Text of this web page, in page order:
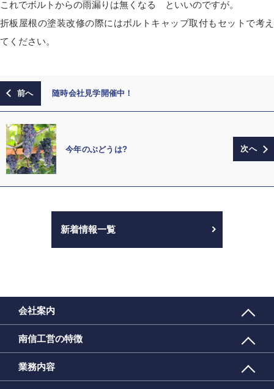
これでボルトからの雨漏りは無くなる といいのですが。
折板屋根の塗装改修の際にはボルトキャップ取付もセットで考え
てください。
随時会社見学開催中！
今年のぶどうは?
新着情報一覧
会社案内
南信工営の特徴
業務内容